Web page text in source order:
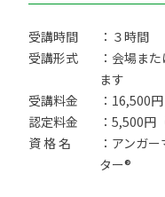
受講時間
：３時間
受講形式
：会場ま
ます
受講料金
：16,500円
認定料金
：5,500円
資 格 名
：アンガ
ター®